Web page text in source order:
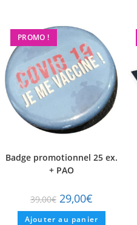
PROMO !
Badge promotionnel 25 ex.
+ PAO
39,00€ 29,00€
Ajouter au panier